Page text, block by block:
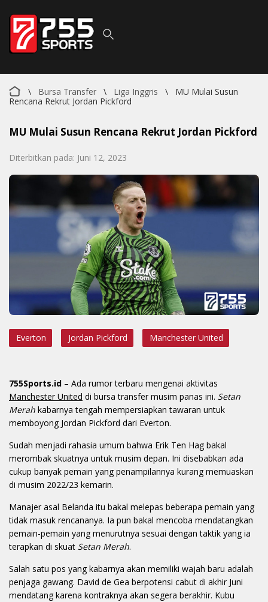
\ Bursa Transfer \ Liga Inggris \
MU Mulai Susun
Rencana Rekrut Jordan Pickford
MU Mulai Susun Rencana Rekrut Jordan Pickford
Diterbitkan pada: Juni 12, 2023
Everton Jordan Pickford Manchester United
755Sports.id – Ada rumor terbaru mengenai aktivitas
Manchester United di bursa transfer musim panas ini. Setan
Merah kabarnya tengah mempersiapkan tawaran untuk
memboyong Jordan Pickford dari Everton.
Sudah menjadi rahasia umum bahwa Erik Ten Hag bakal
merombak skuatnya untuk musim depan. Ini disebabkan ada
cukup banyak pemain yang penampilannya kurang memuaskan
di musim 2022/23 kemarin.
Manajer asal Belanda itu bakal melepas beberapa pemain yang
tidak masuk rencananya. Ia pun bakal mencoba mendatangkan
pemain-pemain yang menurutnya sesuai dengan taktik yang ia
terapkan di skuat Setan Merah.
Salah satu pos yang kabarnya akan memiliki wajah baru adalah
penjaga gawang. David de Gea berpotensi cabut di akhir Juni
mendatang karena kontraknya akan segera berakhir. Kubu